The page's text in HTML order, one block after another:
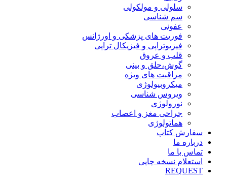
سلولی و مولکولی
سم شناسی
عفونی
فوریت های پزشکی و اورژانس
فیزیوتراپی و فیزیکال تراپی
قلب و عروق
گوش،حلق و بینی
مراقبت های ویژه
میکروبیولوژی
ویروس شناسی
نورولوژی
جراحی مغز و اعصاب
هماتولوژی
سفارش کتاب
درباره ما
تماس با ما
استعلام نسخه چاپی
REQUEST